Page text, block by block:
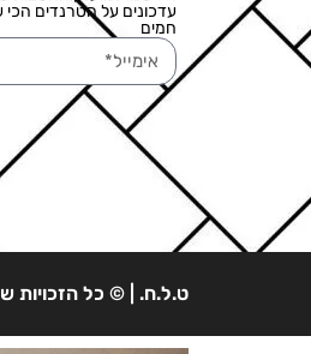
עדכונים על הטרנדים הכי
חמים
ט.ל.ח. | © כל הזכויות